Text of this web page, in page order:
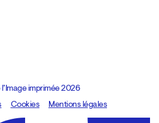
imprimée 2026
8080.studio
Cookies Mentions légales